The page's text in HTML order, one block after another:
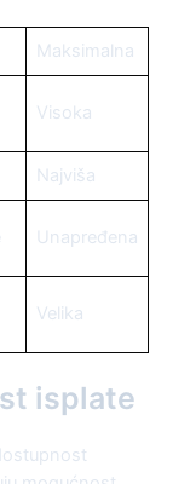
Maksimalna
Visoka
Najviša
Unapređena
Velika
isplate